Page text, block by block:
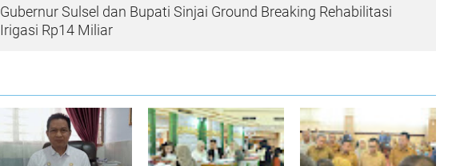
Gubernur Sulsel dan Bupati Sinjai Ground Breaking Rehabilitasi
Irigasi Rp14 Miliar